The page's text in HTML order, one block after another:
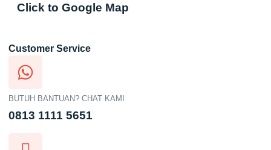
Click to Google Map
Customer Service
BUTUH BANTUAN? CHAT KAMI
0813 1111 5651